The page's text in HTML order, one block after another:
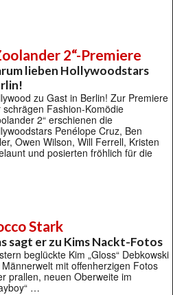
2“-Premiere
lieben Hollywoodstars
zu Gast in Berlin! Zur Premiere
schrägen Fashion-Komödie
2“ erschienen die
Penélope Cruz, Ben
Owen Wilson, Will Ferrell, Kristen
und posierten fröhlich für die
Stark
sagt er zu Kims Nackt-Fotos
beglückte Kim „Gloss“ Debkowski
mit offenherzigen Fotos
prallen, neuen Oberweite im
…